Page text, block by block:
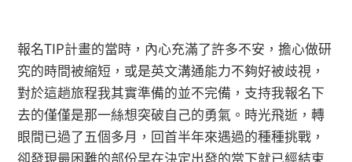
報名TIP計畫的當時，內心充滿了許多不安，擔心做研
究的時間被縮短，或是英文溝通能力不夠好被歧視，
對於這趟旅程我其實準備的並不完備，支持我報名下
去的僅僅是那一絲想突破自己的勇氣。時光飛逝，轉
眼間已過了五個多月，回首半年來遇過的種種挑戰，
卻發現最困難的部份早在決定出發的當下就已經結束